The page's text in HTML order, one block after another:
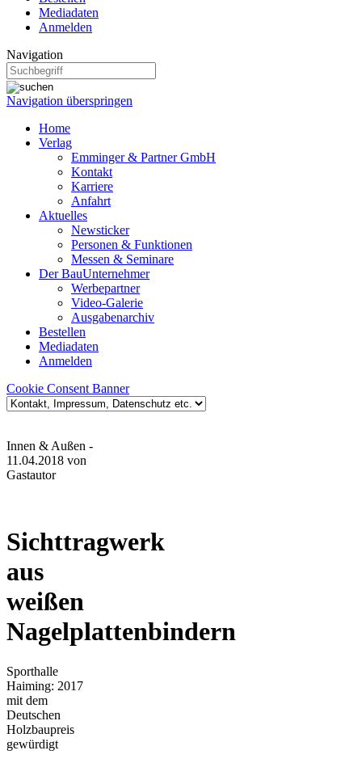
Mediadaten
Anmelden
Navigation
Navigation überspringen
Home
Verlag
Emminger & Partner GmbH
Kontakt
Karriere
Anfahrt
Aktuelles
Newsticker
Personen & Funktionen
Messen & Seminare
Der BauUnternehmer
Werbepartner
Video-Galerie
Ausgabenarchiv
Bestellen
Mediadaten
Anmelden
Cookie Consent Banner
Innen & Außen -
11.04.2018 von
Gastautor
Sichttragwerk
aus
weißen
Nagelplattenbindern
Sporthalle
Haiming: 2017
mit dem
Deutschen
Holzbaupreis
gewürdigt